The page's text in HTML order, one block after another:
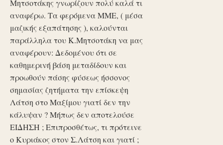
Μητσοτάκης γνωρίζουν πολύ καλά τι
αναφέρω. Τα φερόμενα ΜΜΕ, ( μέσα
μαζικής εξαπάτησης ), καλούνται
παράλληλα του Κ.Μητσοτάκη να μας
αναφέρουν: Δεδομένου ότι σε
καθημερινή βάση μεταδίδουν και
προωθούν πάσης φύσεως ήσσονος
σημασίας ζητήματα την επίσκεψη
Λάτση στο Μαξίμου γιατί δεν την
κάλυψαν ? Μήπως δεν αποτελούσε
ΕΙΔΗΣΗ ; Επιπροσθέτως, τι πρότεινε
ο Κυριάκος στον Σ.Λάτση και γιατί ;